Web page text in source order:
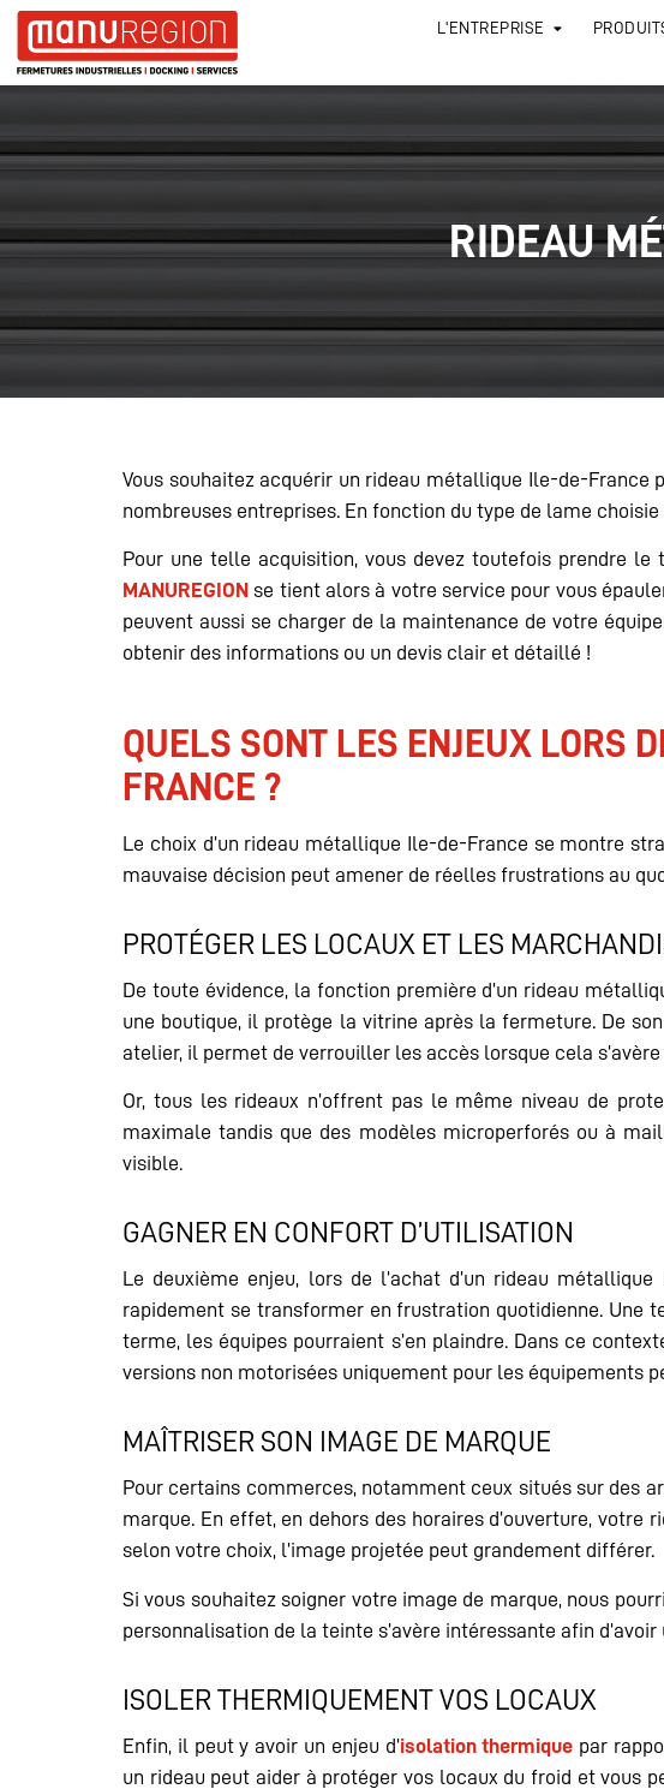
L'ENTREPRISE
RIDEAU
Vous souhaitez acquérir un rideau métallique Ile-de-
nombreuses entreprises. En fonction du type de lame
Pour une telle acquisition, vous devez toutefois prendre
MANUREGION se tient alors à votre service pour vous
peuvent aussi se charger de la maintenance de votre
obtenir des informations ou un devis clair et détaillé !
QUELS SONT LES ENJEUX LORS
FRANCE ?
Le choix d’un rideau métallique Ile-de-France se montre
mauvaise décision peut amener de réelles frustrations au
PROTÉGER LES LOCAUX ET LES
De toute évidence, la fonction première d’un rideau
une boutique, il protège la vitrine après la fermeture. De
atelier, il permet de verrouiller les accès lorsque cela
Or, tous les rideaux n’offrent pas le même niveau de
maximale tandis que des modèles microperforés ou à
visible.
GAGNER EN CONFORT D’UTILISATION
Le deuxième enjeu, lors de l’achat d’un rideau
rapidement se transformer en frustration quotidienne.
terme, les équipes pourraient s’en plaindre. Dans ce
versions non motorisées uniquement pour les équipements
MAÎTRISER SON IMAGE DE MARQUE
Pour certains commerces, notamment ceux situés sur des
marque. En effet, en dehors des horaires d’ouverture,
selon votre choix, l’image projetée peut grandement différer.
Si vous souhaitez soigner votre image de marque, nous
personnalisation de la teinte s’avère intéressante afin
ISOLER THERMIQUEMENT VOS LOCAUX
Enfin, il peut y avoir un enjeu d’isolation thermique par
un rideau peut aider à protéger vos locaux du froid et vous